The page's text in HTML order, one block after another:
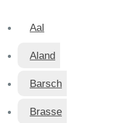
Aal
Aland
Barsch
Brasse